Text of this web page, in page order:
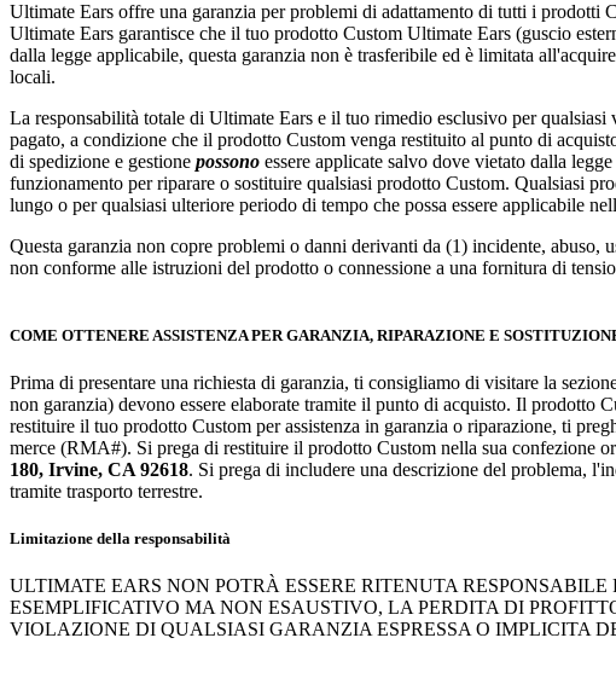
Ultimate Ears offre una garanzia per problemi di adattamento di tutti i
Ultimate Ears garantisce che il tuo prodotto Custom Ultimate Ears (guscio
dalla legge applicabile, questa garanzia non è trasferibile ed è limitata
locali.
La responsabilità totale di Ultimate Ears e il tuo rimedio esclusivo per
pagato, a condizione che il prodotto Custom venga restituito al punto di
di spedizione e gestione possono essere applicate salvo dove vietato dalla
funzionamento per riparare o sostituire qualsiasi prodotto Custom. Qualsiasi
lungo o per qualsiasi ulteriore periodo di tempo che possa essere applicabile
Questa garanzia non copre problemi o danni derivanti da (1) incidente,
non conforme alle istruzioni del prodotto o connessione a una fornitura di
COME OTTENERE ASSISTENZA PER GARANZIA, RIPARAZIONE E
Prima di presentare una richiesta di garanzia, ti consigliamo di visitare la
non garanzia) devono essere elaborate tramite il punto di acquisto. Il prodotto
restituire il tuo prodotto Custom per assistenza in garanzia o riparazione, ti
merce (RMA#). Si prega di restituire il prodotto Custom nella sua confezione
180, Irvine, CA 92618. Si prega di includere una descrizione del problema,
tramite trasporto terrestre.
Limitazione della responsabilità
ULTIMATE EARS NON POTRÀ ESSERE RITENUTA
ESEMPLIFICATIVO MA NON ESAUSTIVO, LA PERDITA DI
VIOLAZIONE DI QUALSIASI GARANZIA ESPRESSA O IMPLICITA